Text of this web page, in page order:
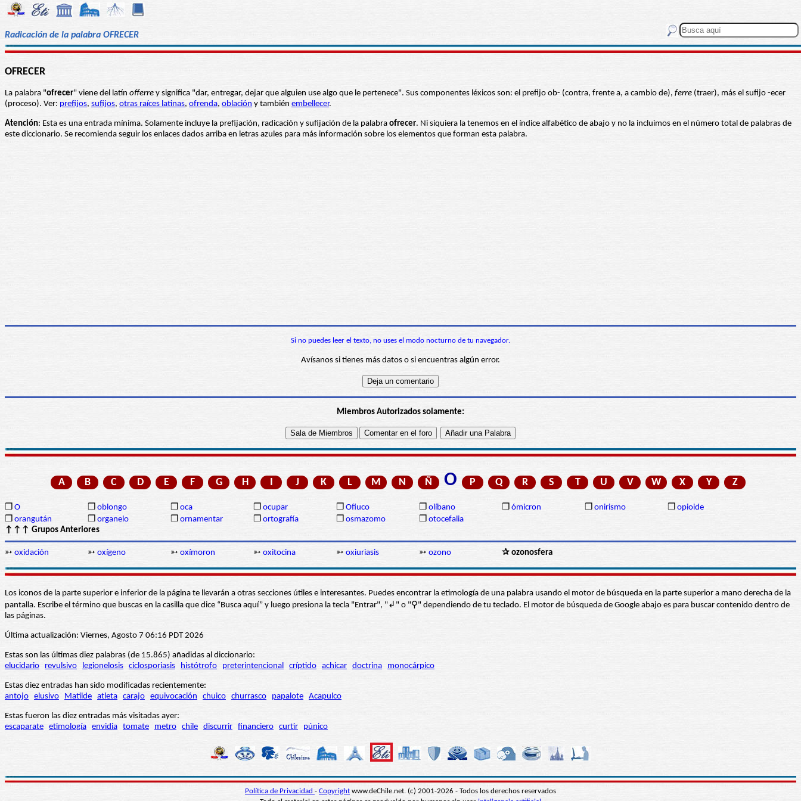
Radicación de la palabra OFRECER
OFRECER
La palabra "ofrecer" viene del latín offerre y significa "dar, entregar, dejar que alguien use algo que le pertenece". Sus componentes léxicos son: el prefijo ob- (contra, frente a, a cambio de), ferre (traer), más el sufijo -ecer
(proceso). Ver: prefijos, sufijos, otras raíces latinas, ofrenda, oblación y también embellecer.
Atención: Esta es una entrada mínima. Solamente incluye la prefijación, radicación y sufijación de la palabra ofrecer. Ni siquiera la tenemos en el índice alfabético de abajo y no la incluimos en el número total de palabras de
este diccionario. Se recomienda seguir los enlaces dados arriba en letras azules para más información sobre los elementos que forman esta palabra.
Si no puedes leer el texto, no uses el modo nocturno de tu navegador.
Avísanos si tienes más datos o si encuentras algún error.
Miembros Autorizados solamente:
A B C D E F G H I J K L M N Ñ O P Q R S T U V W X Y Z
❒ O ❒ oblongo ❒ oca ❒ ocupar ❒ Ofiuco ❒ olíbano ❒ ómicron ❒ onirismo ❒ opioide
❒ orangután ❒ organelo ❒ ornamentar ❒ ortografía ❒ osmazomo ❒ otocefalia
↑↑↑ Grupos Anteriores
➳ oxidación ➳ oxígeno ➳ oxímoron ➳ oxitocina ➳ oxiuriasis ➳ ozono ✰ ozonosfera
Los iconos de la parte superior e inferior de la página te llevarán a otras secciones útiles e interesantes. Puedes encontrar la etimología de una palabra usando el motor de búsqueda en la parte superior a mano derecha de la
pantalla. Escribe el término que buscas en la casilla que dice “Busca aquí” y luego presiona la tecla "Entrar", "↲" o "⚲" dependiendo de tu teclado. El motor de búsqueda de Google abajo es para buscar contenido dentro de
las páginas.
Última actualización: Viernes, Agosto 7 06:16 PDT 2026
Estas son las últimas diez palabras (de 15.865) añadidas al diccionario:
elucidario
revulsivo legionelosis ciclosporiasis histótrofo preterintencional críptido achicar doctrina monocárpico
Estas diez entradas han sido modificadas recientemente:
antojo elusivo Matilde atleta carajo equivocación chuico churrasco papalote Acapulco
Estas fueron las diez entradas más visitadas ayer:
escaparate etimología envidia tomate metro chile discurrir financiero curtir púnico
Política de Privacidad - Copyright www.deChile.net. (c) 2001-2026 - Todos los derechos reservados